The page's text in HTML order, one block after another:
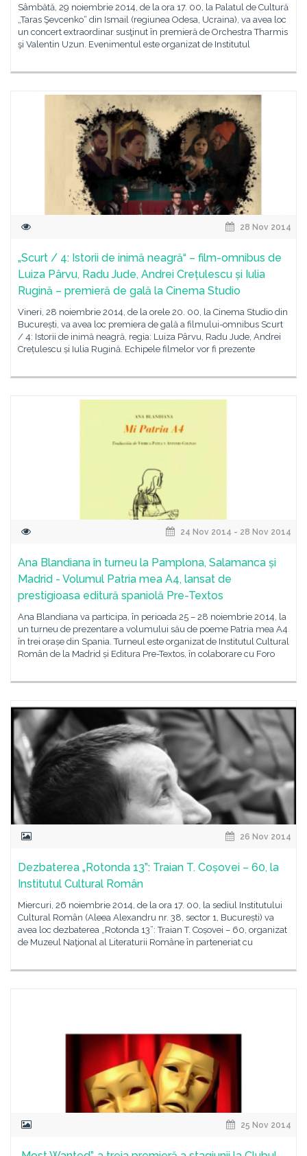
Sâmbătă, 29 noiembrie 2014, de la ora 17. 00, la Palatul de Cultură
„Taras Şevcenko“ din Ismail (regiunea Odesa, Ucraina), va avea loc
un concert extraordinar susţinut în premieră de Orchestra Tharmis
şi Valentin Uzun. Evenimentul este organizat de Institutul
28 Nov 2014
„Scurt / 4: Istorii de inimă neagră“ – film-omnibus de
Luiza Pârvu, Radu Jude, Andrei Crețulescu și Iulia
Rugină – premieră de gală la Cinema Studio
Vineri, 28 noiembrie 2014, de la orele 20. 00, la Cinema Studio din
București, va avea loc premiera de gală a filmului-omnibus Scurt
/ 4: Istorii de inimă neagră, regia: Luiza Pârvu, Radu Jude, Andrei
Crețulescu și Iulia Rugină. Echipele filmelor vor fi prezente
24 Nov 2014 - 28 Nov 2014
Ana Blandiana în turneu la Pamplona, Salamanca și
Madrid - Volumul Patria mea A4, lansat de
prestigioasa editură spaniolă Pre-Textos
Ana Blandiana va participa, în perioada 25 – 28 noiembrie 2014, la
un turneu de prezentare a volumului său de poeme Patria mea A4
în trei orașe din Spania. Turneul este organizat de Institutul Cultural
Român de la Madrid și Editura Pre-Textos, în colaborare cu Foro
26 Nov 2014
Dezbaterea „Rotonda 13”: Traian T. Coșovei – 60, la
Institutul Cultural Român
Miercuri, 26 noiembrie 2014, de la ora 17. 00, la sediul Institutului
Cultural Român (Aleea Alexandru nr. 38, sector 1, București) va
avea loc dezbaterea „Rotonda 13”: Traian T. Coșovei – 60, organizat
de Muzeul Naţional al Literaturii Române în parteneriat cu
25 Nov 2014